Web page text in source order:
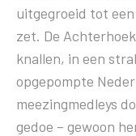
uitgegroeid tot
zet. De
knallen, in een
opgepompte
meezingmedleys
gedoe – gewoon